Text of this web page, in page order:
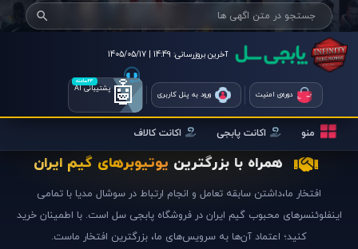
آخرین بروزرسانی: 14:49 | 1405/05/17
دوره‌ی امنیت ورود به پنل کاربری
۲۴ساعته 🤖 پشتیبانی AI
منو اکانت پابجی اکانت کالاف
همراه با بزرگترین یوتیوبرهای گیم ایران
افتخار ما،داشتن سابقه تعامل و انجام ارتباط در سوشال مدیا با تمامی
اینفلوئنسرهای محبوب گیم ایران در فروشگاه پابجی سل است. با اطمینان خرید
کنید؛ اعتماد آن‌ها به سرویس‌های ما، بزرگترین افتخار ماست.